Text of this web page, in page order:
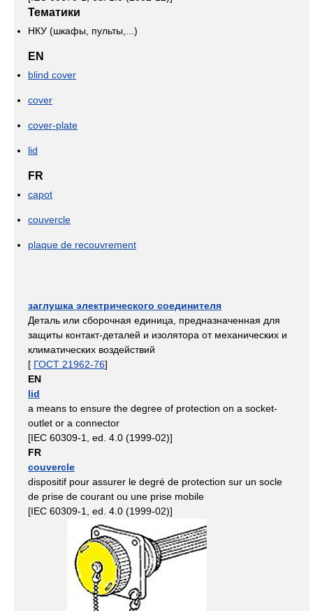
Тематики
НКУ (шкафы, пульты,...)
EN
blind cover
cover
cover-plate
lid
FR
capot
couvercle
plaque de recouvrement
заглушка электрического соединителя
Деталь или сборочная единица, предназначенная для
защиты контакт-деталей и изолятора от механических и
климатических воздействий
[ ГОСТ 21962-76]
EN
lid
a means to ensure the degree of protection on a socket-
outlet or a connector
[IEC 60309-1, ed. 4.0 (1999-02)]
FR
couvercle
dispositif pour assurer le degré de protection sur un socle
de prise de courant ou une prise mobile
[IEC 60309-1, ed. 4.0 (1999-02)]